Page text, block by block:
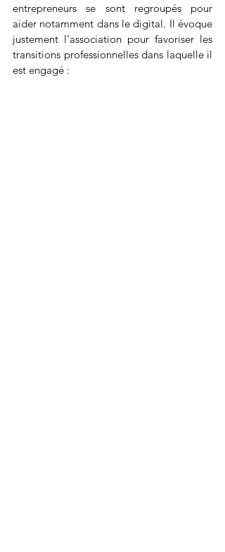
entrepreneurs se sont regroupés pour
aider notamment dans le digital. Il évoque
justement l'association pour favoriser les
transitions professionnelles dans laquelle il
est engagé :